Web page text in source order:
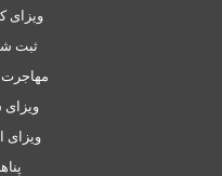
ویزای
ثبت
ویزای
ویزای